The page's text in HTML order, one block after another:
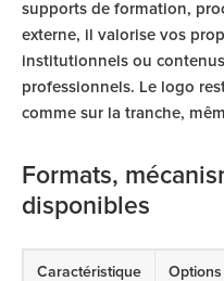
supports de formation,
externe, il valorise vos
institutionnels ou
professionnels. Le logo
comme sur la tranche,
Formats,
disponibles
Caractéristique